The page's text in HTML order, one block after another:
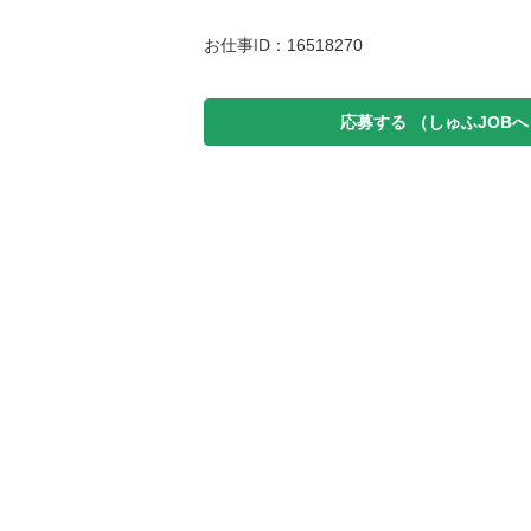
お仕事ID：16518270
応募する （しゅふJOB